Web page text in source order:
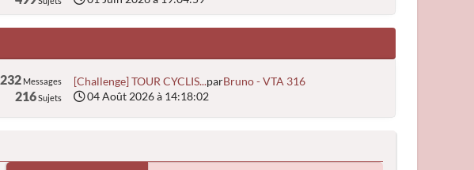
232Messages
216Sujets
[Challenge] TOUR CYCLIS...parBruno - VTA 316
04 Août 2026 à 14:18:02